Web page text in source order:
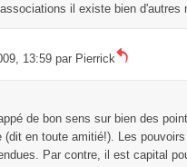
il existe bien d'autres
13:59 par Pierrick
de bon sens sur bien des
(dit en toute amitié!). Les
Par contre, il est capital